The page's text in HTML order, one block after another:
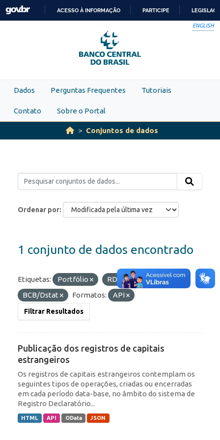
Skip to main content
PARA
O
CONTEÚDO
ACESSO À INFORMAÇÃO PARTICIPE
ENGLISH
Dados Perguntas Frequentes Tutoriais
Contato Sobre o Portal
Conjuntos de dados
Ordenar por
1 conjunto de dados encontrado
Etiquetas: Portfólio RDE
Organizações:
BCB/Dstat
Formatos: API
Filtrar Resultados
Publicação dos registros de capitais
estrangeiros
Os registros de capitais estrangeiros contemplam os
seguintes tipos de operações, criadas ou encerradas
em cada período data-base, no âmbito do sistema de
Registro Declaratório...
HTML API OData JSON